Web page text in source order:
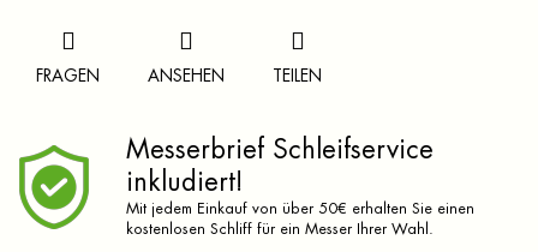
FRAGEN ANSEHEN TEILEN
Messerbrief Schleifservice
inkludiert!
Mit jedem Einkauf von über 50€ erhalten Sie einen
kostenlosen Schliff für ein Messer Ihrer Wahl.